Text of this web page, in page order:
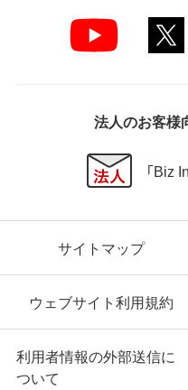
法人のお客様
「Biz
サイトマップ
ウェブサイト利用規約
利用者情報の外部送信に
ついて